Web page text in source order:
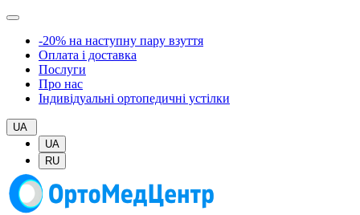
-20% на наступну пару взуття
Оплата і доставка
Послуги
Про нас
Індивідуальні ортопедичні устілки
UA
UA
RU